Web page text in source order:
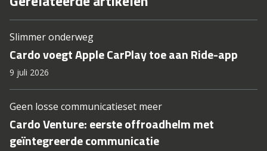
Slimmer onderweg
Cardo voegt Apple CarPlay toe aan Ride-app
9 juli 2026
Geen losse communicatieset meer
Cardo Venture: eerste offroadhelm met
geïntegreerde communicatie